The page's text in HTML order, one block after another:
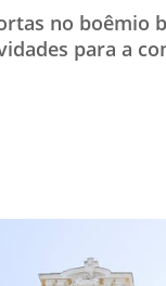
no
para a